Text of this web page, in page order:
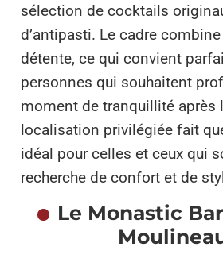
sélection de cocktails
d’antipasti. Le cadre
détente, ce qui convient
personnes qui souhaitent
moment de tranquillité après
localisation privilégiée fait
idéal pour celles et ceux qui
recherche de confort et de
Le Monastic